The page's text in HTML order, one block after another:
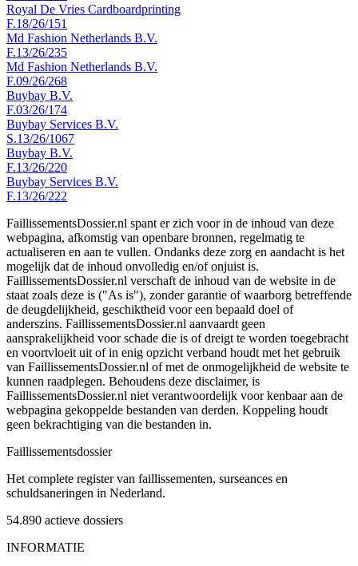
Royal De Vries Cardboardprinting
F.18/26/151
Md Fashion Netherlands B.V.
F.13/26/235
Md Fashion Netherlands B.V.
F.09/26/268
Buybay B.V.
F.03/26/174
Buybay Services B.V.
S.13/26/1067
Buybay B.V.
F.13/26/220
Buybay Services B.V.
F.13/26/222
FaillissementsDossier.nl spant er zich voor in de inhoud van deze
webpagina, afkomstig van openbare bronnen, regelmatig te
actualiseren en aan te vullen. Ondanks deze zorg en aandacht is het
mogelijk dat de inhoud onvolledig en/of onjuist is.
FaillissementsDossier.nl verschaft de inhoud van de website in de
staat zoals deze is ("As is"), zonder garantie of waarborg betreffende
de deugdelijkheid, geschiktheid voor een bepaald doel of
anderszins. FaillissementsDossier.nl aanvaardt geen
aansprakelijkheid voor schade die is of dreigt te worden toegebracht
en voortvloeit uit of in enig opzicht verband houdt met het gebruik
van FaillissementsDossier.nl of met de onmogelijkheid de website te
kunnen raadplegen. Behoudens deze disclaimer, is
FaillissementsDossier.nl niet verantwoordelijk voor kenbaar aan de
webpagina gekoppelde bestanden van derden. Koppeling houdt
geen bekrachtiging van die bestanden in.
Faillissementsdossier
Het complete register van faillissementen, surseances en
schuldsaneringen in Nederland.
54.890 actieve dossiers
INFORMATIE